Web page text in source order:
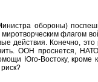
обороны)
флагом
действия. Конечно,
ООН проснется,
Юго-Востоку, кроме